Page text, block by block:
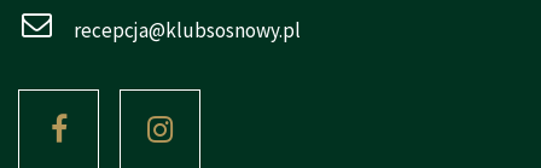
recepcja@klubsosnowy.pl